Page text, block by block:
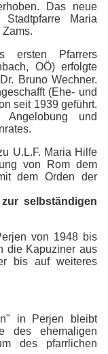
Das neue
Maria
ersten Pfarrers
OÖ) erfolgte
Bruno Wechner.
(Ehe- und
seit 1939 geführt.
und
U.L.F. Maria Hilfe
von Rom dem
demOrden der
zur selbständigen
von 1948 bis
die Kapuziner aus
bis auf weiteres
in Perjen bleibt
des ehemaligen
des pfarrlichen